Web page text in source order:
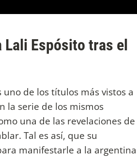
Lali Espósito tras el
de los títulos más vistos a
la serie de los mismos
una de las revelaciones de
Tal es así, que su
manifestarle a la argentina